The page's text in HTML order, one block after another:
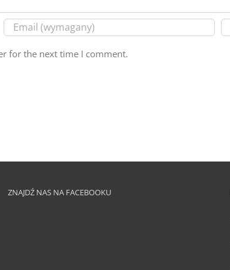
for the next time I comment.
ZNAJDŹ NAS NA FACEBOOKU